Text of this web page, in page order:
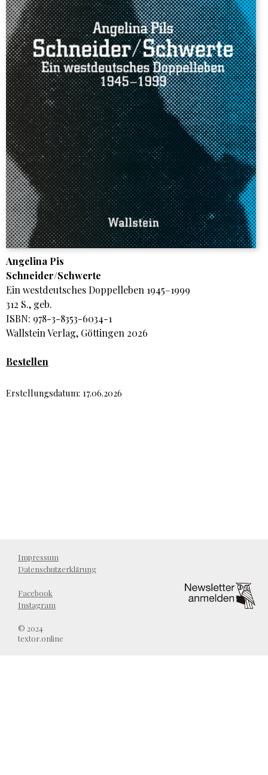
Angelina Pis
Schneider/Schwerte
Ein westdeutsches Doppelleben 1945–1999
312 S., geb.
ISBN: 978-3-8353-6034-1
Wallstein Verlag, Göttingen 2026
Bestellen
Erstellungsdatum: 17.06.2026
Impressum
Datenschutzerklärung
Facebook
Instagram
© 2024
textor.online